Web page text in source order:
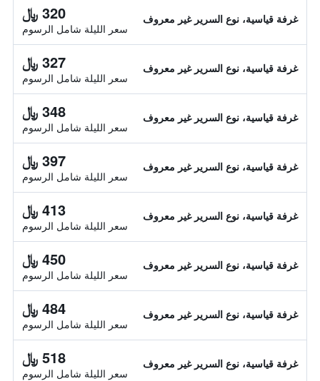
غرفة قياسية، نوع السرير غير معروف 320 ﷼
سعر الليلة شامل الرسوم
غرفة قياسية، نوع السرير غير معروف 327 ﷼
سعر الليلة شامل الرسوم
غرفة قياسية، نوع السرير غير معروف 348 ﷼
سعر الليلة شامل الرسوم
غرفة قياسية، نوع السرير غير معروف 397 ﷼
سعر الليلة شامل الرسوم
غرفة قياسية، نوع السرير غير معروف 413 ﷼
سعر الليلة شامل الرسوم
غرفة قياسية، نوع السرير غير معروف 450 ﷼
سعر الليلة شامل الرسوم
غرفة قياسية، نوع السرير غير معروف 484 ﷼
سعر الليلة شامل الرسوم
غرفة قياسية، نوع السرير غير معروف 518 ﷼
سعر الليلة شامل الرسوم